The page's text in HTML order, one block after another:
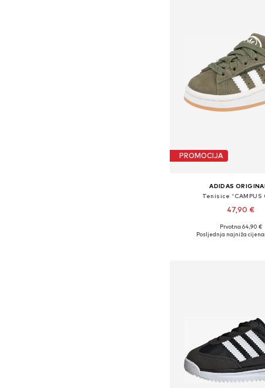
PROMOCIJA
ADIDAS
Tenisice
47,90 €
+ 3
Dostupno u više
Prvotno: 64,90 €
Posljednja najniža cijena: